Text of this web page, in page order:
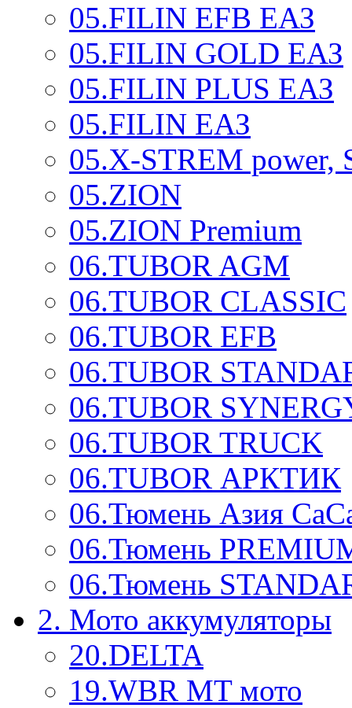
05.FILIN EFB ЕАЗ
05.FILIN GOLD ЕАЗ
05.FILIN PLUS ЕАЗ
05.FILIN ЕАЗ
05.X-STREM power,
05.ZION
05.ZION Premium
06.TUBOR AGM
06.TUBOR CLASSIC
06.TUBOR EFB
06.TUBOR
06.TUBOR
06.TUBOR TRUCK
06.TUBOR АРКТИК
06.Тюмень Aзия
06.Тюмень
06.Тюмень
2. Мото аккумуляторы
20.DELTA
19.WBR MT мото